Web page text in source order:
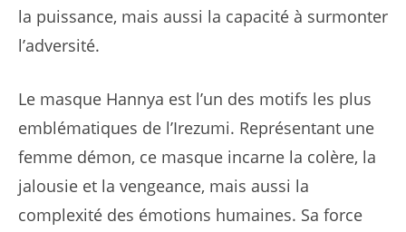
la puissance, mais aussi la capacité à surmonter
l’adversité.
Le masque Hannya est l’un des motifs les plus
emblématiques de l’Irezumi. Représentant une
femme démon, ce masque incarne la colère, la
jalousie et la vengeance, mais aussi la
complexité des émotions humaines. Sa force